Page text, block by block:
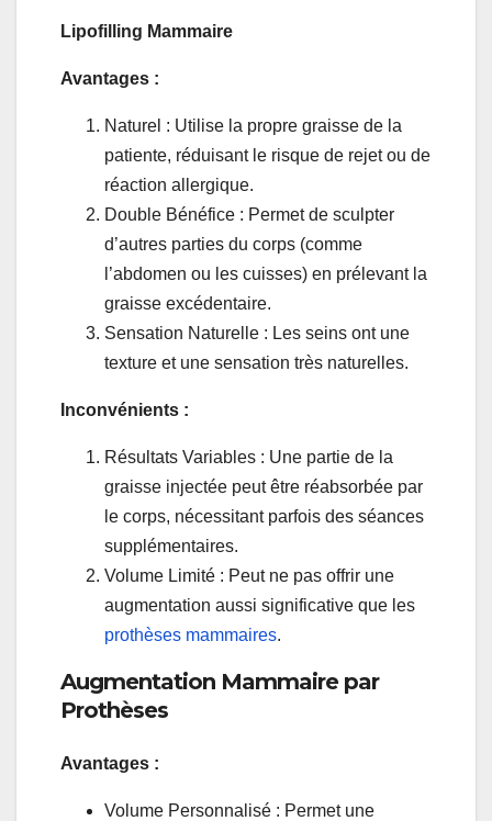
Lipofilling Mammaire
Avantages :
Naturel : Utilise la propre graisse de la
patiente, réduisant le risque de rejet ou de
réaction allergique.
Double Bénéfice : Permet de sculpter
d’autres parties du corps (comme
l’abdomen ou les cuisses) en prélevant la
graisse excédentaire.
Sensation Naturelle : Les seins ont une
texture et une sensation très naturelles.
Inconvénients :
Résultats Variables : Une partie de la
graisse injectée peut être réabsorbée par
le corps, nécessitant parfois des séances
supplémentaires.
Volume Limité : Peut ne pas offrir une
augmentation aussi significative que les
prothèses mammaires.
Augmentation Mammaire par
Prothèses
Avantages :
Volume Personnalisé : Permet une